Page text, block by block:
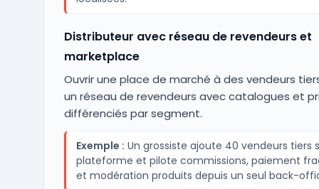
Distributeur avec réseau de revendeurs et
marketplace
Ouvrir une place de marché à des vendeurs
un réseau de revendeurs avec catalogues et
différenciés par segment.
Exemple : Un grossiste ajoute 40 vendeurs tiers
plateforme et pilote commissions, paiement
et modération produits depuis un seul back-